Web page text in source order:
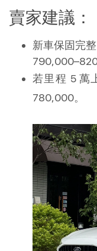
賣家建議：
新車保固完
若里程 5 萬
780,000。